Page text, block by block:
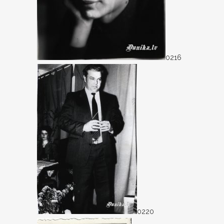
0216
0220